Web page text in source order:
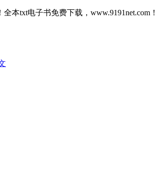
本txt电子书免费下载，www.9191net.com！